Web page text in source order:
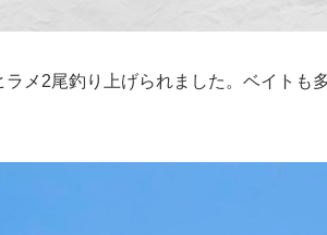
メ2尾釣り上げられました。ベイトも